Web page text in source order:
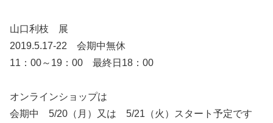
山口利枝 展
2019.5.17-22 会期中無休
11：00～19：00 最終日18：00
オンラインショップは
会期中 5/20（月）又は 5/21（火）スタート予定です